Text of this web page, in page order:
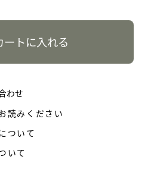
ートに入れる
わせ
読みください
ついて
いて